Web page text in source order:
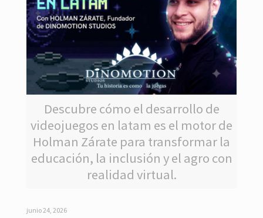
Descubre cómo el desarrollo de
videojuegos en latam es el motor de
Holman Zárate para transformar la
educación, la inclusión y el agro con
realidad virtual.
junio 24, 2026